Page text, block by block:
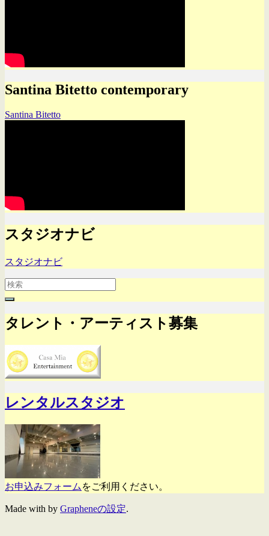
Santina Bitetto contemporary
Santina Bitetto
スタジオナビ
スタジオナビ
Search
for:
タレント・アーティスト募集
レンタルスタジオ
お申込みフォーム をご利用ください。
Made with by Grapheneの設定.